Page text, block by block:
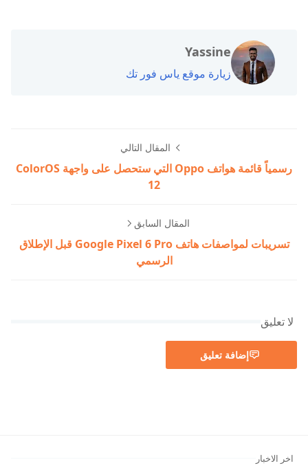
Yassine
زيارة موقع ياس فور تك
المقال التالي
رسمياً قائمة هواتف Oppo التي ستحصل على واجهة ColorOS
12
المقال السابق
تسريبات لمواصفات هاتف Google Pixel 6 Pro قبل الإطلاق
الرسمي
لا تعليق
إضافة تعليق
اخر الاخبار